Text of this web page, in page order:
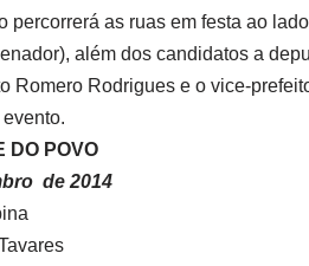
percorrerá as ruas em festa ao
além dos candidatos a
Romero Rodrigues e o vice-
DO POVO
de 2014